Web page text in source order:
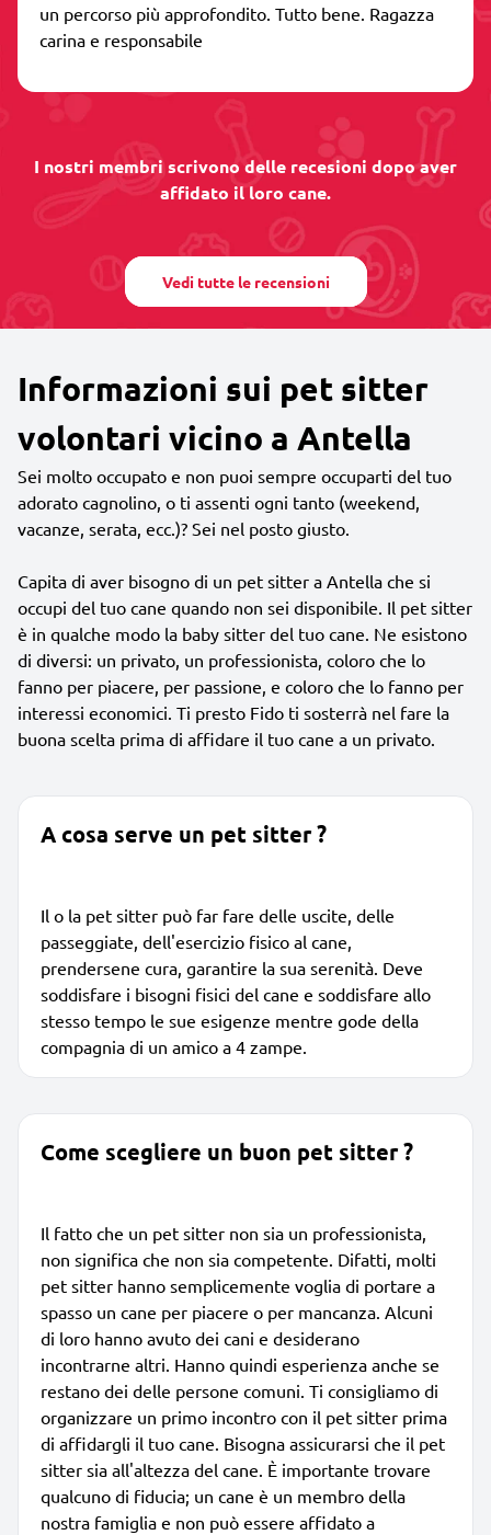
un percorso più approfondito. Tutto bene. Ragazza
carina e responsabile
I nostri membri scrivono delle recesioni dopo aver
affidato il loro cane.
Vedi tutte le recensioni
Informazioni sui pet sitter
volontari vicino a Antella
Sei molto occupato e non puoi sempre occuparti del tuo
adorato cagnolino, o ti assenti ogni tanto (weekend,
vacanze, serata, ecc.)? Sei nel posto giusto.
Capita di aver bisogno di un pet sitter a Antella che si
occupi del tuo cane quando non sei disponibile. Il pet sitter
è in qualche modo la baby sitter del tuo cane. Ne esistono
di diversi: un privato, un professionista, coloro che lo
fanno per piacere, per passione, e coloro che lo fanno per
interessi economici. Ti presto Fido ti sosterrà nel fare la
buona scelta prima di affidare il tuo cane a un privato.
A cosa serve un pet sitter ?
Il o la pet sitter può far fare delle uscite, delle
passeggiate, dell'esercizio fisico al cane,
prendersene cura, garantire la sua serenità. Deve
soddisfare i bisogni fisici del cane e soddisfare allo
stesso tempo le sue esigenze mentre gode della
compagnia di un amico a 4 zampe.
Come scegliere un buon pet sitter ?
Il fatto che un pet sitter non sia un professionista,
non significa che non sia competente. Difatti, molti
pet sitter hanno semplicemente voglia di portare a
spasso un cane per piacere o per mancanza. Alcuni
di loro hanno avuto dei cani e desiderano
incontrarne altri. Hanno quindi esperienza anche se
restano dei delle persone comuni. Ti consigliamo di
organizzare un primo incontro con il pet sitter prima
di affidargli il tuo cane. Bisogna assicurarsi che il pet
sitter sia all'altezza del cane. È importante trovare
qualcuno di fiducia; un cane è un membro della
nostra famiglia e non può essere affidato a